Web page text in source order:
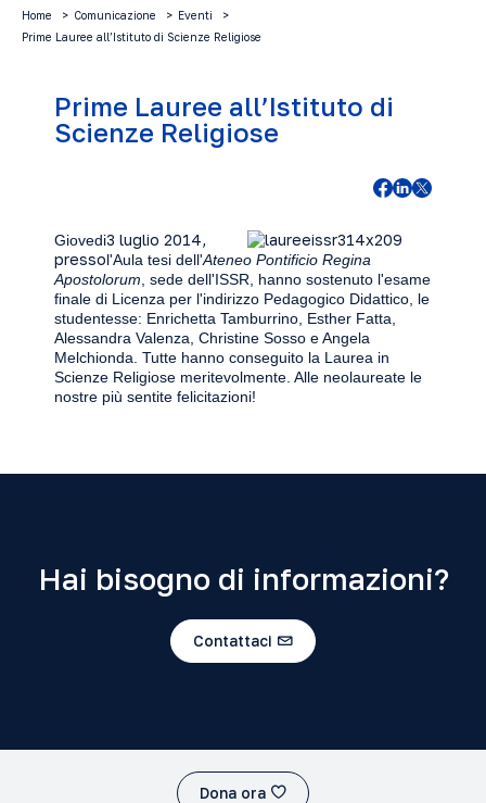
Home Comunicazione
Eventi
Prime Lauree all’Istituto di Scienze Religiose
Prime Lauree all’Istituto di
Scienze Religiose
Giovedi3 luglio 2014,
pressol'Aula tesi dell'Ateneo Pontificio Regina
Apostolorum , sede dell'ISSR, hanno sostenuto l'esame
finale di Licenza per l'indirizzo Pedagogico Didattico, le
studentesse: Enrichetta Tamburrino, Esther Fatta,
Alessandra Valenza, Christine Sosso e Angela
Melchionda. Tutte hanno conseguito la Laurea in
Scienze Religiose meritevolmente. Alle neolaureate le
nostre più sentite felicitazioni!
Hai bisogno di informazioni?
Contattaci
Dona ora